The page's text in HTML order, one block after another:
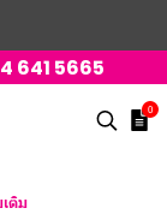
641 5665
0
ติม